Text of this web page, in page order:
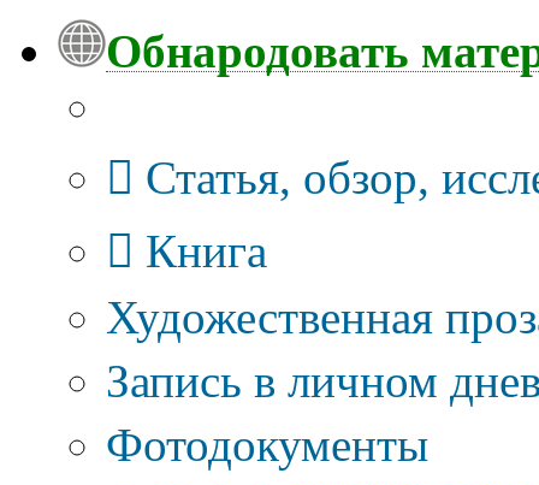
Обнародовать
Статья, обзор,
Книга
Художественная
Запись в личном
Фотодокументы